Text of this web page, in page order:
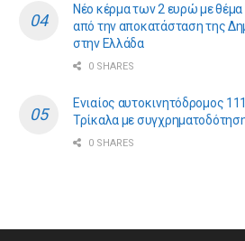
Νέο κέρμα των 2 ευρώ με θέμα
από την αποκατάσταση της
στην Ελλάδα
0 SHARES
Ενιαίος αυτοκινητόδρομος
Τρίκαλα με
0 SHARES